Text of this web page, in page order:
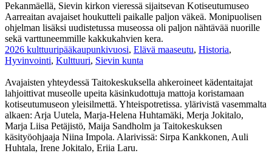
Pekanmäellä, Sievin kirkon vieressä sijaitsevan Kotiseutumuseo
Aarreaitan avajaiset houkutteli paikalle paljon väkeä. Monipuolisen
ohjelman lisäksi uudistetussa museossa oli paljon nähtävää nuorille
sekä varttuneemmille kakkukahvien kera.
2026 kulttuuripääkaupunkivuosi, Elävä maaseutu, Historia,
Hyvinvointi, Kulttuuri, Sievin kunta
Avajaisten yhteydessä Taitokeskuksella ahkeroineet kädentaitajat
lahjoittivat museolle upeita käsinkudottuja mattoja koristamaan
kotiseutumuseon yleisilmettä. Yhteispotretissa. ylärivistä vasemmalta
alkaen: Arja Uutela, Marja-Helena Huhtamäki, Merja Jokitalo,
Marja Liisa Petäjistö, Maija Sandholm ja Taitokeskuksen
käsityöohjaaja Niina Impola. Alarivissä: Sirpa Kankkonen, Auli
Huhtala, Irene Jokitalo, Eriia Laru.